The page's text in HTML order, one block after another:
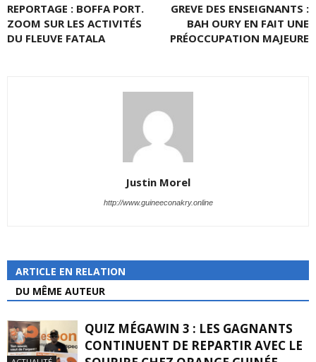
REPORTAGE : BOFFA PORT.
ZOOM SUR LES ACTIVITÉS
DU FLEUVE FATALA
GREVE DES ENSEIGNANTS :
BAH OURY EN FAIT UNE
PRÉOCCUPATION MAJEURE
Justin Morel
http://www.guineeconakry.online
ARTICLE EN RELATION
DU MÊME AUTEUR
QUIZ MÉGAWIN 3 : LES GAGNANTS
CONTINUENT DE REPARTIR AVEC LE